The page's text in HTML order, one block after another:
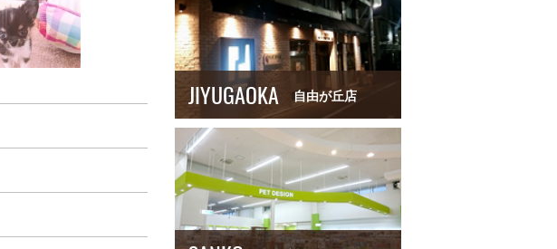
JIYUGAOKA 自由が丘店